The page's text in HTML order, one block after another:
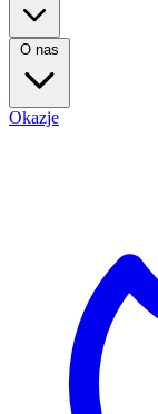
O nas
Okazje